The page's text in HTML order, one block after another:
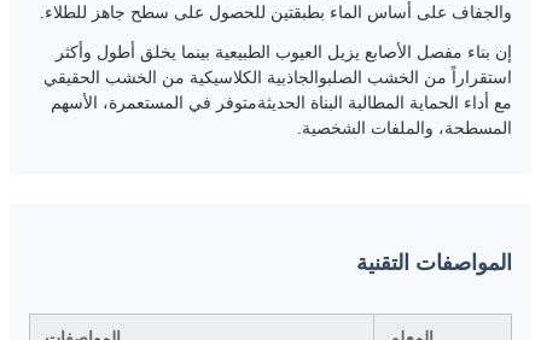
والجفاف على أساس الماء بطبقتين للحصول على سطح جاهز للطلاء.
إن بناء مفصل الأصابع يزيل العيوب الطبيعية بينما يخلق أطول وأكثر
استقراراً من الخشب الصلبوالجاذبية الكلاسيكية من الخشب الحقيقي
مع أداء الحماية المطالبة البناة الحديثةمتوفر في المستعمرة، الأسهم
المسطحة، والملفات الشخصية.
المواصفات التقنية